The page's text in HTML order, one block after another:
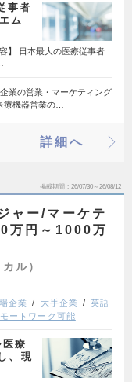
事者
ム
】 日本最大の医療従事者
業の営業・マーケティング
療機器営業の…
詳細へ
掲載期間 26/07/30～26/08/12
ャー/マーケテ
万円～1000万
ル）
場企業 大手企業
英語
モートワーク可能
療
、現